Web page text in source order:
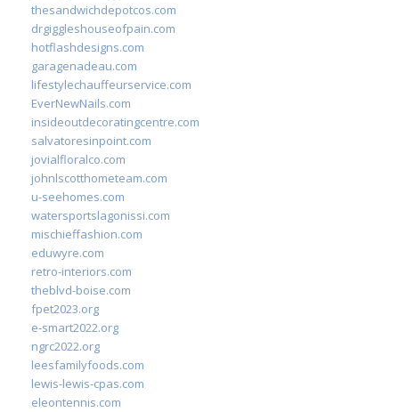
thesandwichdepotcos.com
drgiggleshouseofpain.com
hotflashdesigns.com
garagenadeau.com
lifestylechauffeurservice.com
EverNewNails.com
insideoutdecoratingcentre.com
salvatoresinpoint.com
jovialfloralco.com
johnlscotthometeam.com
u-seehomes.com
watersportslagonissi.com
mischieffashion.com
eduwyre.com
retro-interiors.com
theblvd-boise.com
fpet2023.org
e-smart2022.org
ngrc2022.org
leesfamilyfoods.com
lewis-lewis-cpas.com
eleontennis.com